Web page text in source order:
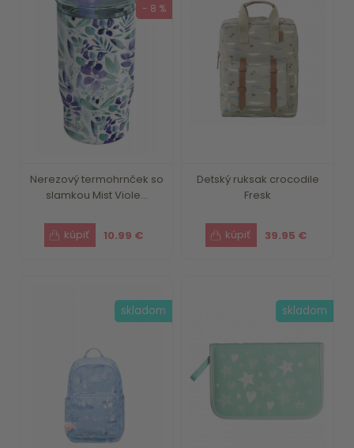
Nerezový termohrnček so
slamkou Mist Viole...
10.99 €
- 8 %
Detský ruksak crocodile
Fresk
39.95 €
skladom skladom